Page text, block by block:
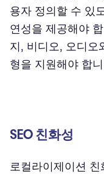
용자 정의할 수 있
연성을 제공해야
지, 비디오, 오디오
형을 지원해야 합
SEO 친화성
로컬라이제이션